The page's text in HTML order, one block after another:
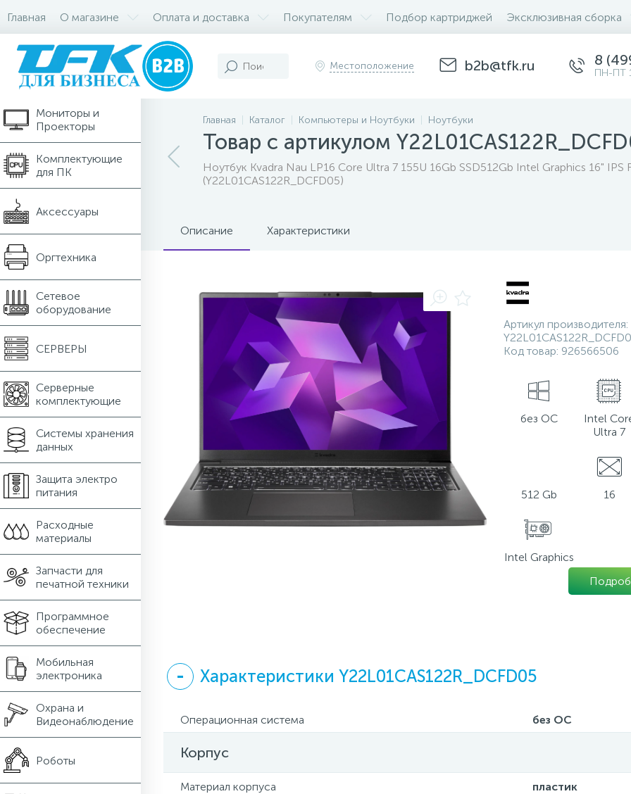
Главная О магазине Оплата и доставка Покупателям Подбор картриджей Эксклюзивная сборка
Местоположение b2b@tfk.ru 8
ПН-ПТ
Компьютеры и
Ноутбуки
Мониторы и
Проекторы
Комплектующие
для ПК
Аксессуары
Оргтехника
Сетевое
оборудование
СЕРВЕРЫ
Серверные
комплектующие
Системы хранения
данных
Защита электро
питания
Расходные
материалы
Запчасти для
печатной техники
Программное
обеспечение
Мобильная
электроника
Охрана и
Видеонаблюдение
Роботы
Главная Каталог Компьютеры и Ноутбуки Ноутбуки
Товар с артикулом
Ноутбук Kvadra Nau LP16 Core Ultra 7 155U 16Gb SSD512Gb Intel Graphics 16"
(Y22L01CAS122R_DCFD05)
Описание Характеристики
Артикул производителя:
Код товар: 926566506
без ОС
Intel
Ultra 7
512 Gb 16
Intel Graphics
Характеристики Y22L01CAS122R_DCFD05
Операционная система без ОС
Корпус
Материал корпуса
пластик